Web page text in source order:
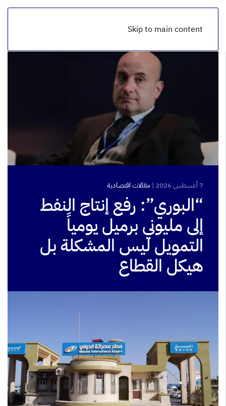
Skip to main content
7 أغسطس 2026 |مقالات اقتصادية
“البوري”: رفع إنتاج النفط
إلى مليوني برميل يومياً
التمويل ليس المشكلة بل
هيكل القطاع